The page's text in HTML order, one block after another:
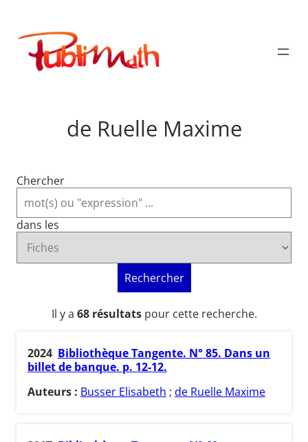
contenu
Publimath
de Ruelle Maxime
Chercher
dans les
Rechercher
Il y a 68 résultatspour cette recherche.
2024 Bibliothèque Tangente. N° 85. Dans un
billet de banque. p. 12-12.
Auteurs : Busser Elisabeth ; de Ruelle Maxime